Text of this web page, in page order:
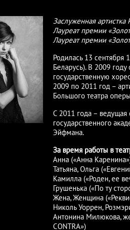
Заслуженная артистка
Лауреат премии
Лауреат премии
Родилась 13 сентября
Беларусь). В 2009
государственную
2009 по 2011 год –
Большого театра
С 2011 года – ведущая
государственного
Эйфмана.
За время работы в
Анна («Анна
Татьяна, Ольга
Камилла («Роден, ее
Грушенька («По ту
Жена, Женщина
Николь Уоррен,
Антонина Милюкова,
CONTRA»)